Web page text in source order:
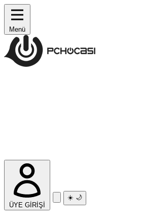
Menü
ÜYE GİRİŞİ
☀️ 🌙